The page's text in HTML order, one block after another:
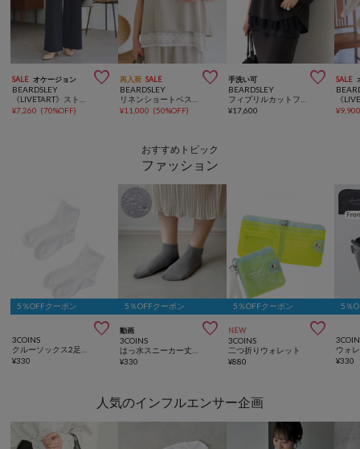
SALE オケージョン 
BEARDSLEY
《LIVETART》ストレッチツイルドロストパンツ【セットアップ】
¥7,260 (70%OFF)
再入荷 SALE 
BEARDSLEY
リネンショートベスト【セットアップ】
¥11,000 (50%OFF)
手洗い可 
BEARDSLEY
フィブリルカットフレンチプルオーバー【セットアップ】
¥17,600
SALE
¥
おすすめトピック
ファッション
5％OFFクーポン

3COINS
¥330
5％OFFクーポン
動画 
3COINS
¥330
5％OFFクーポン
NEW 
3COINS
二つ折りウォレット
¥880
5％
¥330
人気のインフルエンサー企画